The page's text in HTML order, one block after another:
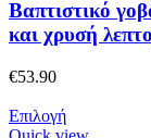
παραλλαγές.
Οι
επιλογές
στη
Βαπτιστικό
και χρυσή
€53.90
ΕπιλογήΑυτό
το